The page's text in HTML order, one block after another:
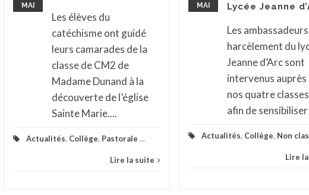
MAI
Les élèves du
catéchisme ont guidé
leurs camarades de la
classe de CM2 de
Madame Dunand à la
découverte de l’église
Sainte Marie....
Actualités, Collège, Pastorale ...
Lire la suite
MAI
Lycée Jeanne
Les ambassadeurs
harcèlement du
Jeanne d’Arc sont
intervenus auprès
nos quatre
afin de sensibiliser
Actualités, Collège, Non
Lire